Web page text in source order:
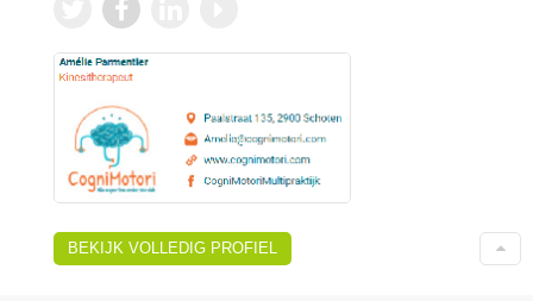
BEKIJK VOLLEDIG PROFIEL